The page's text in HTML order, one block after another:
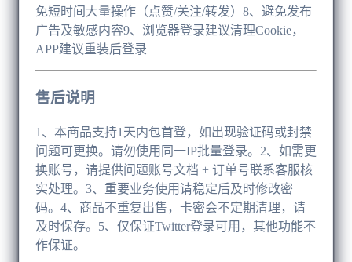
免短时间大量操作（点赞/关注/转发）8、避免发布
广告及敏感内容9、浏览器登录建议清理Cookie，
APP建议重装后登录
售后说明
1、本商品支持1天内包首登，如出现验证码或封禁
问题可更换。请勿使用同一IP批量登录。2、如需更
换账号，请提供问题账号文档 + 订单号联系客服核
实处理。3、重要业务使用请稳定后及时修改密
码。4、商品不重复出售，卡密会不定期清理，请
及时保存。5、仅保证Twitter登录可用，其他功能不
作保证。